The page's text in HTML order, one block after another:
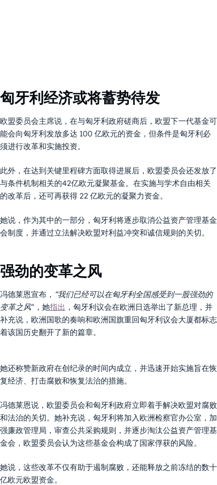
匈牙利经济或将蓄势待发
欧盟委员会主席说，在与匈牙利政府磋商后，欧盟下一代基金可
能会向匈牙利发放多达 100 亿欧元的资金，但条件是匈牙利必
须进行改革和实施投资。
此外，在达到关键里程碑方面取得进展后，欧盟委员会还发放了
与条件机制相关的42亿欧元凝聚基金。在实施与学术自由相关
的改革后，还可再获得 22 亿欧元的凝聚力资金。
她说，作为其中的一部分，匈牙利将逐步取消公益资产管理基金
会制度，并通过立法解决欧盟对利益冲突和诚信规则的关切。
强劲的变革之风
冯德莱恩宣布， “我们已经可以在匈牙利全国感受到一股强劲的
变革之风“，她指出 ，匈牙利议会在欧洲日选举出了新总理，并
补充说，欧洲国歌的奏响和欧洲国旗重回匈牙利议会大厦都标志
着该国历史翻开了新的篇章。
她还称赞新政府在创纪录的时间内成立，并迅速开始实施旨在恢
复经济、打击腐败和恢复法治的措施。
冯德莱恩说，欧盟委员会和匈牙利政府立即着手解决欧盟对腐败
和法治的关切。她补充说，匈牙利将加入欧洲检察官办公室，加
强廉政管理局，审查公共采购规则，并逐步淘汰公益资产管理基
金会，欧盟委员会认为这些基金会构成了国家俘获的风险。
她说，这些改革不仅有助于遏制腐败，还能释放之前冻结的数十
亿欧元欧盟资金。